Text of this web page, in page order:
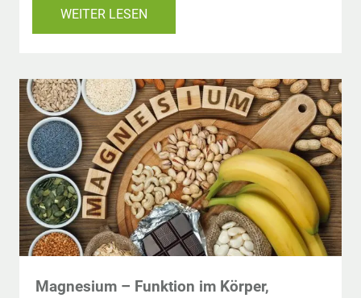
WEITER LESEN
Magnesium – Funktion im Körper,